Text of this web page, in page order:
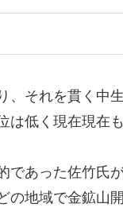
、それを貫く中
低く現在現在
であった佐竹氏
の地域で金鉱山